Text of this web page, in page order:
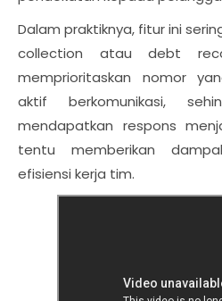
Dalam praktiknya, fitur ini
collection atau debt
memprioritaskan nomor
aktif berkomunikasi,
mendapatkan respons
tentu memberikan
efisiensi kerja tim.